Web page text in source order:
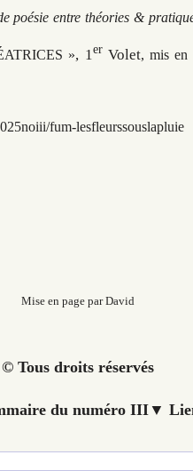
poésie entre théories &
», 1er Volet, mis en
fum-lesfleurssouslapluie
Mise en page par David
© Tous droits réservés
du numéro III▼